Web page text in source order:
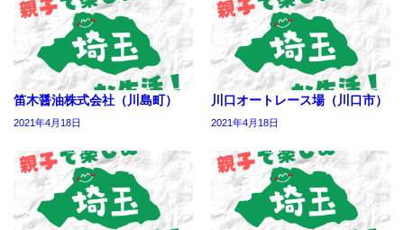
笛木醤油株式会社（川島町）
2021年4月18日
川口オートレース場（川口市）
2021年4月18日